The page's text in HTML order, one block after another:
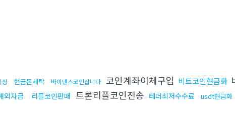
현금돈세탁 바이낸스코인삽니다 코인계좌이체구입 비트코인현금화
외자금 리플코인판매 트론리플코인전송 테더최저수수료
usdt현금화